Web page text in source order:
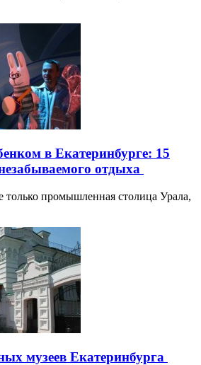
в Екатеринбурге: 15
отдыха
только промышленная столица Урала,
музеев Екатеринбурга